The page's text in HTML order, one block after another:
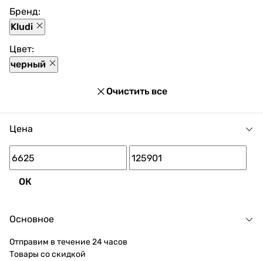
магазине доступны разнообразные способы оплаты,
покупка в кредит и множество акций и скидок для
каждого покупателя.
Бренд:
Kludi
Цвет:
черный
Очистить все
Цена
ОК
Основное
Отправим в течение 24 часов
Товары со скидкой